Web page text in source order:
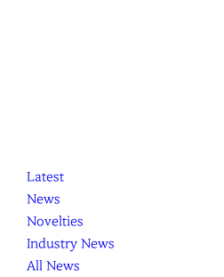
K
L
O
C
C
닫
기
K
L
O
C
C
Latest
News
Novelties
Industry News
All News